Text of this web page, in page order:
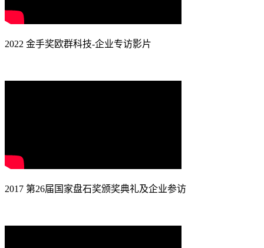
2022 金手奖欧群科技-企业专访影片
2017 第26届国家盘石奖颁奖典礼及企业参访